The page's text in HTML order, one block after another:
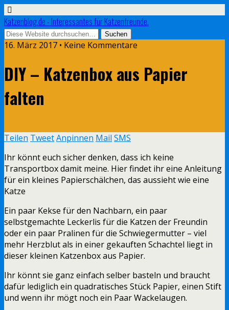
Katzenblog.de - Interessantes für Katzenfreunde.
16. März 2017 • Keine Kommentare
DIY – Katzenbox aus Papier
falten
Teilen TweetAnpinnen Mail SMS
Ihr könnt euch sicher denken, dass ich keine
Transportbox damit meine. Hier findet ihr eine Anleitung
für ein kleines Papierschälchen, das aussieht wie eine
Katze
Ein paar Kekse für den Nachbarn, ein paar
selbstgemachte Leckerlis für die Katzen der Freundin
oder ein paar Pralinen für die Schwiegermutter – viel
mehr Herzblut als in einer gekauften Schachtel liegt in
dieser kleinen Katzenbox aus Papier.
Ihr könnt sie ganz einfach selber basteln und braucht
dafür lediglich ein quadratisches Stück Papier, einen Stift
und wenn ihr mögt noch ein Paar Wackelaugen.